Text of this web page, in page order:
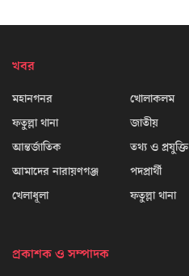
খবর
মহানগনর
ফতুল্লা থানা
আন্তর্জাতিক
আমাদের নারায়ণগঞ্জ
খেলাধূলা
খোলাকলম
জাতীয়
তথ্য ও প্রযুক্তি
পদপ্রার্থী
ফতুল্লা থানা
প্রকাশক ও সম্পাদক